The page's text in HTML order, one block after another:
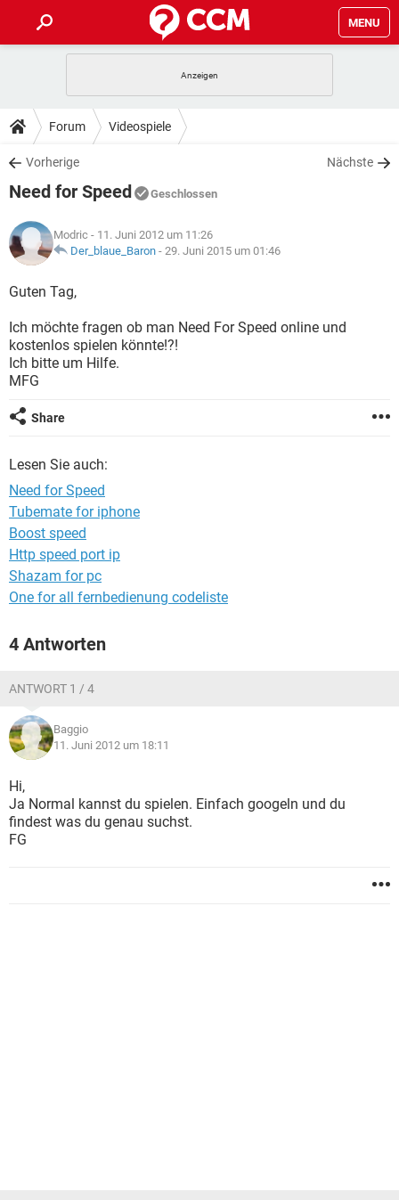
MENU
ANDROID
WINDOWS 10
WHATSAPP TIKTOK
FACEBOOK
TIPPS & TRICKS
SPIELE
WHATSAPP
FACEBOOK
DOWNLOADS
SPIELE STREAMING
ANDROID
WINDOWS 10 INSTAGRAM
WHATSAPP
SPIELE
ANDROID
WINDOWS 10
WHATSAPP TIKTOK
FACEBOOK
LEXIKON
SPIELE
WINDOWS 10
WHATSAPP
FACEBOOK
Forum Videospiele
Vorherige Nächste
Need for Speed Geschlossen
Modric - 11. Juni 2012 um 11:26
Der_blaue_Baron - 29. Juni 2015 um 01:46
Guten Tag,
Ich möchte fragen ob man Need For Speed online und
kostenlos spielen könnte!?!
Ich bitte um Hilfe.
MFG
Share
Lesen Sie auch:
Need for Speed
Tubemate for iphone
Boost speed
Http speed port ip
Shazam for pc
One for all fernbedienung codeliste
4 Antworten
ANTWORT 1 / 4
Baggio
11. Juni 2012 um 18:11
Hi,
Ja Normal kannst du spielen. Einfach googeln und du
findest was du genau suchst.
FG